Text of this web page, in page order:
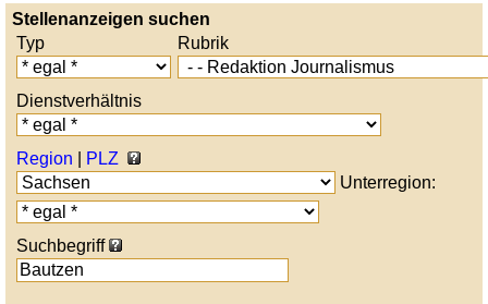
Stellenanzeigen suchen
Typ
Rubrik
Dienstverhältnis
Region
PLZ
Unterregion:
Suchbegriff